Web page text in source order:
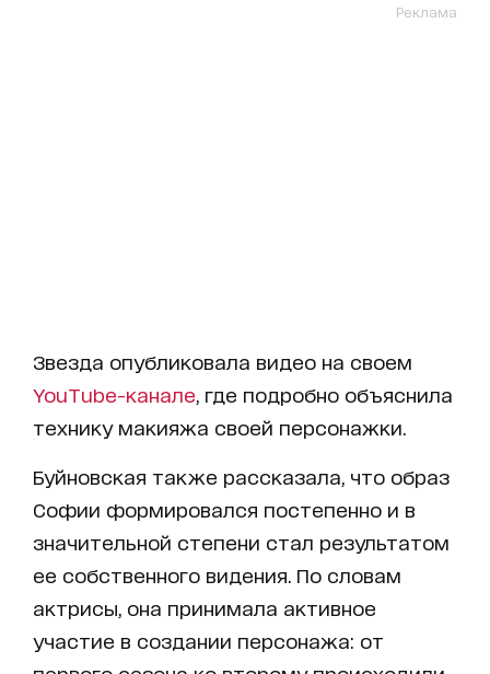
Реклама
Звезда опубликовала видео на своем
YouTube-канале , где подробно объяснила
технику макияжа своей персонажки.
Буйновская также рассказала, что образ
Софии формировался постепенно и в
значительной степени стал результатом
ее собственного видения. По словам
актрисы, она принимала активное
участие в создании персонажа: от